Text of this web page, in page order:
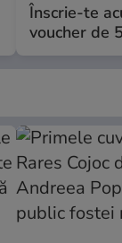
Înscrie-te
voucher de